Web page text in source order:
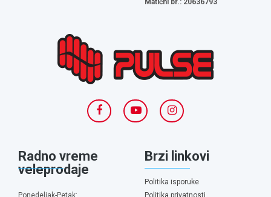
Matični br.: 20636793
Radno vreme
veleprodaje
Ponedeljak-Petak:
Brzi linkovi
Politika isporuke
Politika privatnosti